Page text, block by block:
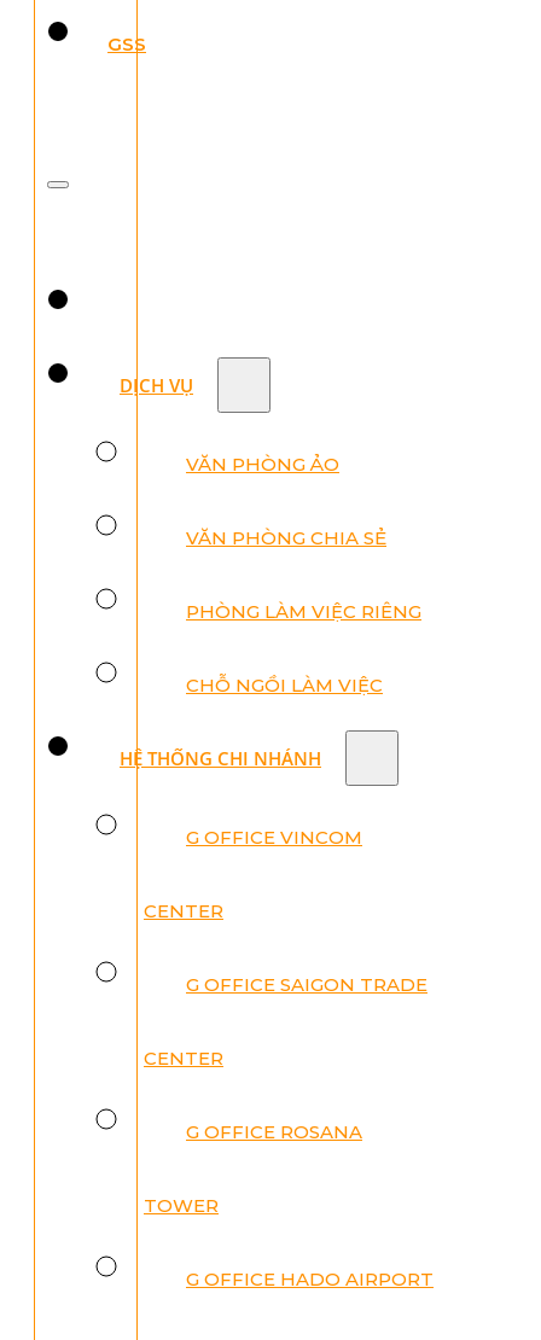
GSS
DỊCH VỤ
VĂN PHÒNG ẢO
VĂN PHÒNG CHIA SẺ
PHÒNG LÀM VIỆC RIÊNG
CHỖ NGỒI LÀM VIỆC
HỆ THỐNG CHI NHÁNH
G OFFICE VINCOM
CENTER
G OFFICE SAIGON TRADE
CENTER
G OFFICE ROSANA
TOWER
G OFFICE HADO AIRPORT